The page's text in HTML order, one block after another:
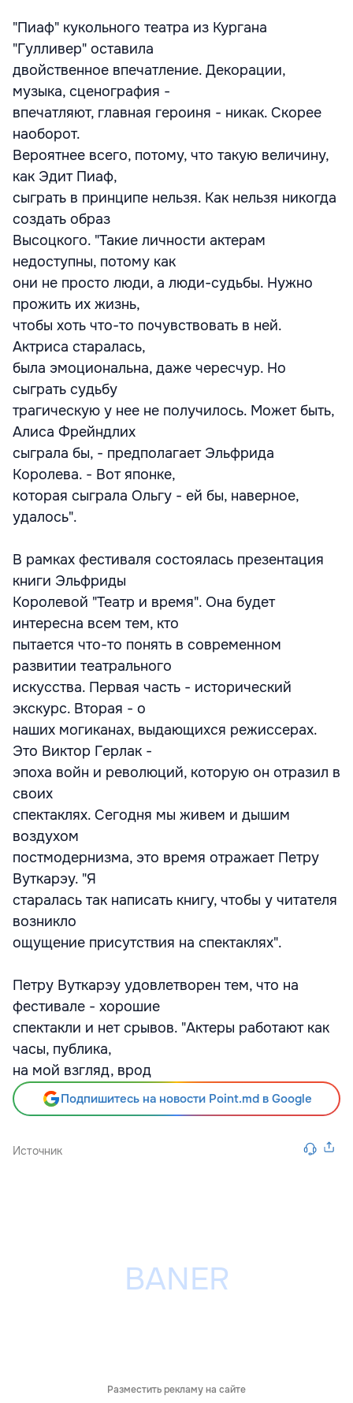
"Пиаф" кукольного театра из Кургана
"Гулливер" оставила
двойственное впечатление. Декорации,
музыка, сценография -
впечатляют, главная героиня - никак. Скорее
наоборот.
Вероятнее всего, потому, что такую величину,
как Эдит Пиаф,
сыграть в принципе нельзя. Как нельзя никогда
создать образ
Высоцкого. "Такие личности актерам
недоступны, потому как
они не просто люди, а люди-судьбы. Нужно
прожить их жизнь,
чтобы хоть что-то почувствовать в ней.
Актриса старалась,
была эмоциональна, даже чересчур. Но
сыграть судьбу
трагическую у нее не получилось. Может быть,
Алиса Фрейндлих
сыграла бы, - предполагает Эльфрида
Королева. - Вот японке,
которая сыграла Ольгу - ей бы, наверное,
удалось".
В рамках фестиваля состоялась презентация
книги Эльфриды
Королевой "Театр и время". Она будет
интересна всем тем, кто
пытается что-то понять в современном
развитии театрального
искусства. Первая часть - исторический
экскурс. Вторая - о
наших могиканах, выдающихся режиссерах.
Это Виктор Герлак -
эпоха войн и революций, которую он отразил в
своих
спектаклях. Сегодня мы живем и дышим
воздухом
постмодернизма, это время отражает Петру
Вуткарэу. "Я
старалась так написать книгу, чтобы у читателя
возникло
ощущение присутствия на спектаклях".
Петру Вуткарэу удовлетворен тем, что на
фестивале - хорошие
спектакли и нет срывов. "Актеры работают как
часы, публика,
на мой взгляд, врод
Подпишитесь на новости Point.md в Google
Источник
Разместить рекламу на сайте